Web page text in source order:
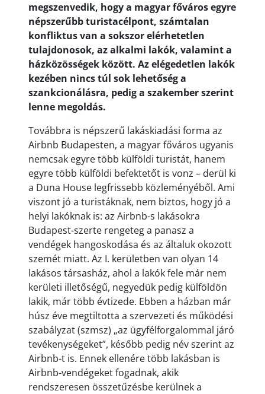
megszenvedik, hogy a magyar főváros egyre
népszerűbb turistacélpont, számtalan
konfliktus van a sokszor elérhetetlen
tulajdonosok, az alkalmi lakók, valamint a
házközösségek között. Az elégedetlen lakók
kezében nincs túl sok lehetőség a
szankcionálásra, pedig a szakember szerint
lenne megoldás.
Továbbra is népszerű lakáskiadási forma az
Airbnb Budapesten, a magyar főváros ugyanis
nemcsak egyre több külföldi turistát, hanem
egyre több külföldi befektetőt is vonz – derül ki
a Duna House legfrissebb közleményéből. Ami
viszont jó a turistáknak, nem biztos, hogy jó a
helyi lakóknak is: az Airbnb-s lakásokra
Budapest-szerte rengeteg a panasz a
vendégek hangoskodása és az általuk okozott
szemét miatt. Az I. kerületben van olyan 14
lakásos társasház, ahol a lakók fele már nem
kerületi illetőségű, negyedük pedig külföldön
lakik, már több évtizede. Ebben a házban már
húsz éve megtiltotta a szervezeti és működési
szabályzat (szmsz) „az ügyfélforgalommal járó
tevékenységeket”, később pedig név szerint az
Airbnb-t is. Ennek ellenére több lakásban is
Airbnb-vendégeket fogadnak, akik
rendszeresen összetűzésbe kerülnek a